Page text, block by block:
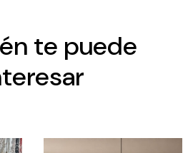
te puede